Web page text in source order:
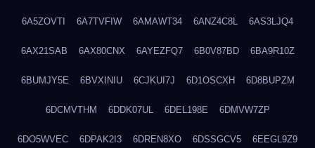
6A5ZOVTI 6A7TVFIW 6AMAWT34 6ANZ4C8L 6AS3LJQ4
6AX21SAB 6AX80CNX 6AYEZFQ7 6B0V87BD 6BA9R10Z
6BUMJY5E 6BVXINIU 6CJKUI7J 6D1OSCXH 6D8BUPZM
6DCMVTHM 6DDK07UL 6DEL198E 6DMVW7ZP
6DO5WVEC 6DPAK2I3 6DREN8XO 6DSSGCV5 6EEGL9Z9